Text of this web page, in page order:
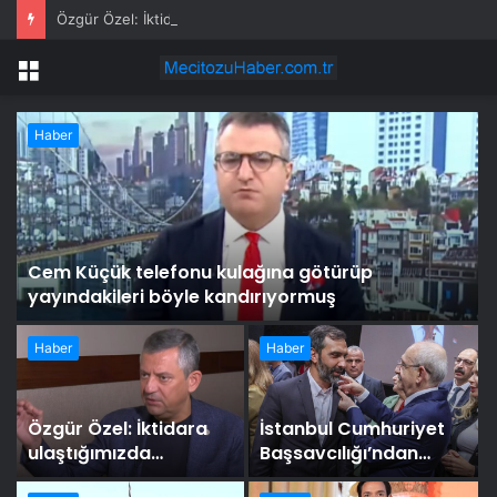
Menü
Haber
Cem Küçük telefonu kulağına götürüp
yayındakileri böyle kandırıyormuş
Haber
Özgür Özel: İktidara
ulaştığımızda
Alevilerden rızalık
Haber
İstanbul Cumhuriyet
Başsavcılığı’ndan
CHP’nin rozet törenine